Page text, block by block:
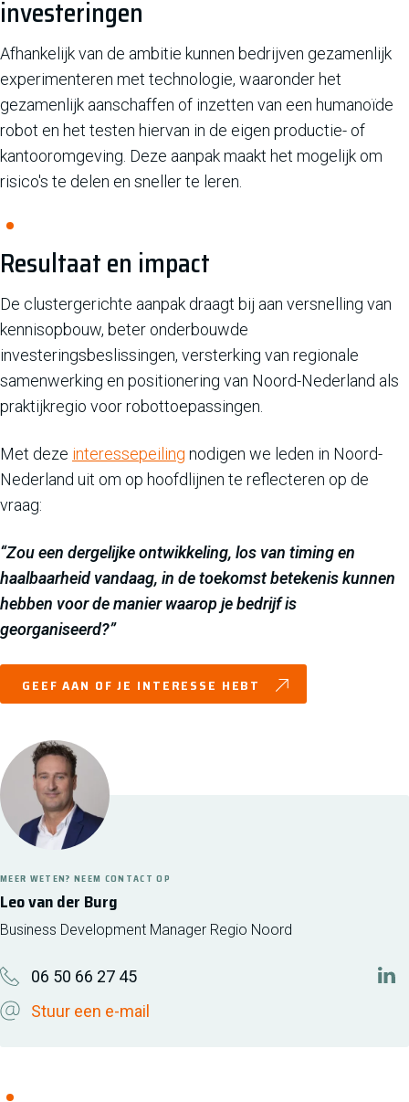
investeringen
Afhankelijk van de ambitie kunnen bedrijven gezamenlijk
experimenteren met technologie, waaronder het
gezamenlijk aanschaffen of inzetten van een humanoïde
robot en het testen hiervan in de eigen productie- of
kantooromgeving. Deze aanpak maakt het mogelijk om
risico's te delen en sneller te leren.
Resultaat en impact
De clustergerichte aanpak draagt bij aan versnelling van
kennisopbouw, beter onderbouwde
investeringsbeslissingen, versterking van regionale
samenwerking en positionering van Noord-Nederland als
praktijkregio voor robottoepassingen.
Met deze interessepeiling nodigen we leden in Noord-
Nederland uit om op hoofdlijnen te reflecteren op de
vraag:
“Zou een dergelijke ontwikkeling, los van timing en
haalbaarheid vandaag, in de toekomst betekenis kunnen
hebben voor de manier waarop je bedrijf is
georganiseerd?”
GEEF AAN OF JE INTERESSE HEBT
Leo van der Burg
MEER WETEN? NEEM CONTACT OP
Business Development Manager Regio Noord
06 50 66 27 45
Stuur een e-mail